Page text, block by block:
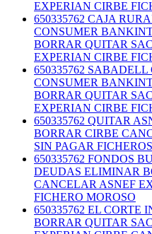
EXPERIAN CIRBE
650335762 CAJA
CONSUMER
BORRAR QUITAR
EXPERIAN CIRBE
650335762
CONSUMER
BORRAR QUITAR
EXPERIAN CIRBE
650335762 QUITAR
BORRAR CIRBE
SIN PAGAR
650335762 FONDOS
DEUDAS ELIMINAR
CANCELAR ASNEF
FICHERO MOROSO
650335762 EL CORTE
BORRAR QUITAR